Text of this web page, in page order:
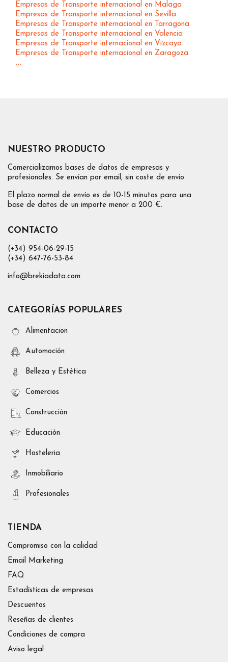
Empresas de Transporte internacional en Malaga
Empresas de Transporte internacional en Sevilla
Empresas de Transporte internacional en Tarragona
Empresas de Transporte internacional en Valencia
Empresas de Transporte internacional en Vizcaya
Empresas de Transporte internacional en Zaragoza
...
NUESTRO PRODUCTO
Comercializamos bases de datos de empresas y
profesionales. Se envían por email, sin coste de envío.
El plazo normal de envío es de 10-15 minutos para una
base de datos de un importe menor a 200 €.
CONTACTO
(+34) 954-06-29-15
(+34) 647-76-53-84
info@brekiadata.com
CATEGORÍAS POPULARES
Alimentacion
Automoción
Belleza y Estética
Comercios
Construcción
Educación
Hosteleria
Inmobiliario
Profesionales
TIENDA
Compromiso con la calidad
Email Marketing
FAQ
Estadísticas de empresas
Descuentos
Reseñas de clientes
Condiciones de compra
Aviso legal